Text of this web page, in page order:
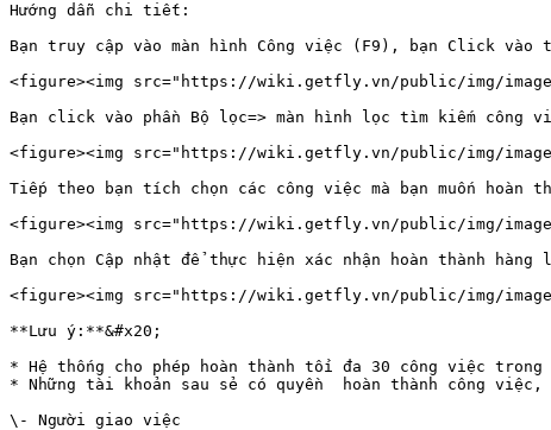
Hướng dẫn chi tiết:
Bạn truy cập vào màn hình Công việc (F9), bạn Click vào
<figure><img src="https://wiki.getfly.vn/public/img/
Bạn click vào phần Bộ lọc=> màn hình lọc tìm kiếm công
<figure><img src="https://wiki.getfly.vn/public/img/
Tiếp theo bạn tích chọn các công việc mà bạn muốn hoàn
<figure><img src="https://wiki.getfly.vn/public/img/
Bạn chọn Cập nhật để thực hiện xác nhận hoàn thành hàng
<figure><img src="https://wiki.getfly.vn/public/img/
**Lưu ý:**&#x20;
* Hệ thống cho phép hoàn thành tối đa 30 công việc
* Những tài khoản sau sẻ có quyền  hoàn thành công việc,
\- Người giao việc